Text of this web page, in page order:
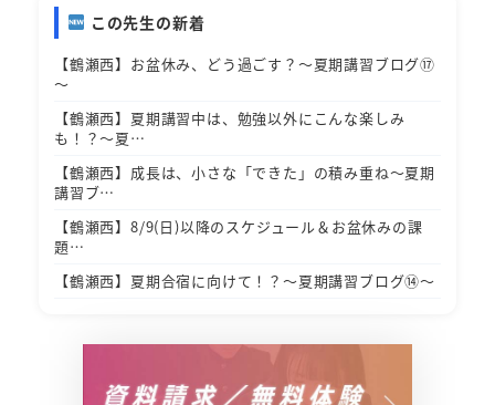
この先生の新着
【鶴瀬西】お盆休み、どう過ごす？～夏期講習ブログ⑰
～
【鶴瀬西】夏期講習中は、勉強以外にこんな楽しみ
も！？～夏…
【鶴瀬西】成長は、小さな「できた」の積み重ね～夏期
講習ブ…
【鶴瀬西】8/9(日)以降のスケジュール＆お盆休みの課
題…
【鶴瀬西】夏期合宿に向けて！？～夏期講習ブログ⑭～